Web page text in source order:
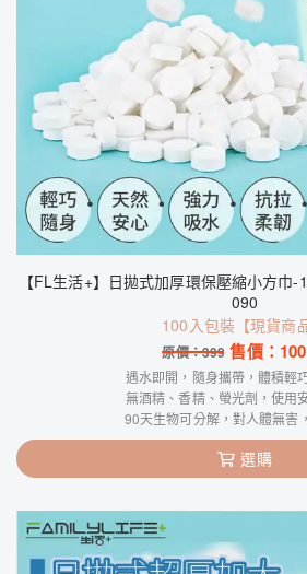
【FL生活+】日拋式加厚環保壓縮小方巾
090
100入包裝【現貨商
原價：399 售價： 100
遇水即開，隨身攜帶，體積輕
無酒精、香精、螢光劑，使用
90天生物可分解，對人體無害
選購